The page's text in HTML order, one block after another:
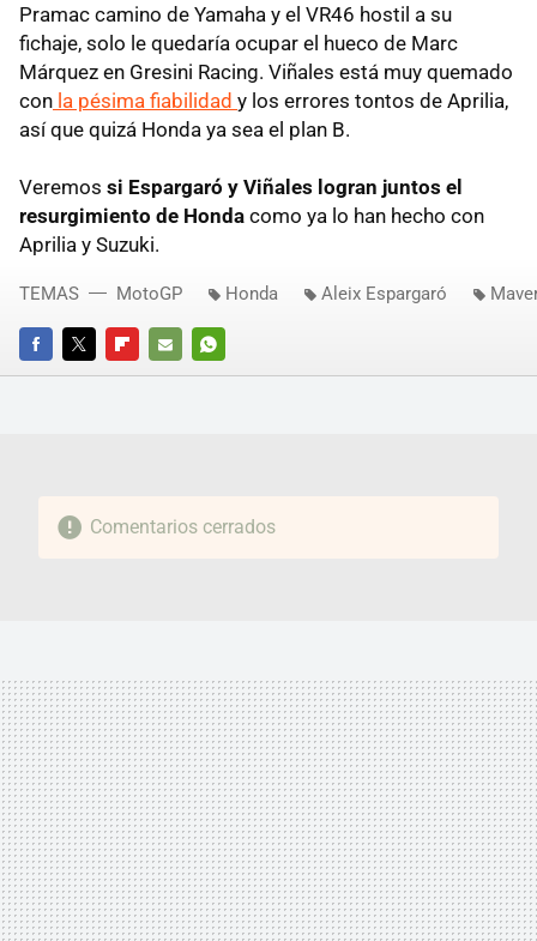
Pramac camino de Yamaha y el VR46 hostil a su
fichaje, solo le quedaría ocupar el hueco de Marc
Márquez en Gresini Racing. Viñales está muy quemado
con la pésima fiabilidad y los errores tontos de Aprilia,
así que quizá Honda ya sea el plan B.
Veremos si Espargaró y Viñales logran juntos el
resurgimiento de Honda como ya lo han hecho con
Aprilia y Suzuki.
FACEBOOKTWITTERFLIPBOARD
E-
WHATSAPP
TEMAS MotoGP Honda Aleix Espargaró
Comentarios cerrados